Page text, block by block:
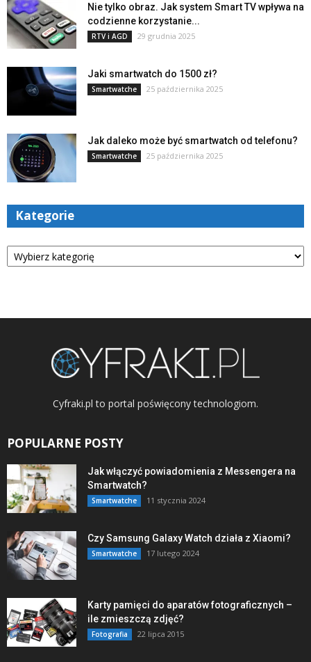
Nie tylko obraz. Jak system Smart TV wpływa na
codzienne korzystanie...
RTV i AGD 29 grudnia 2025
Jaki smartwatch do 1500 zł?
Smartwatche 25 października 2025
Jak daleko może być smartwatch od telefonu?
Smartwatche 25 października 2025
Kategorie
Kategorie
Cyfraki.pl to portal poświęcony technologiom.
POPULARNE POSTY
Jak włączyć powiadomienia z Messengera na
Smartwatch?
Smartwatche 11 stycznia 2024
Czy Samsung Galaxy Watch działa z Xiaomi?
Smartwatche 17 lutego 2024
Karty pamięci do aparatów fotograficznych –
ile zmieszczą zdjęć?
Fotografia 22 lipca 2015